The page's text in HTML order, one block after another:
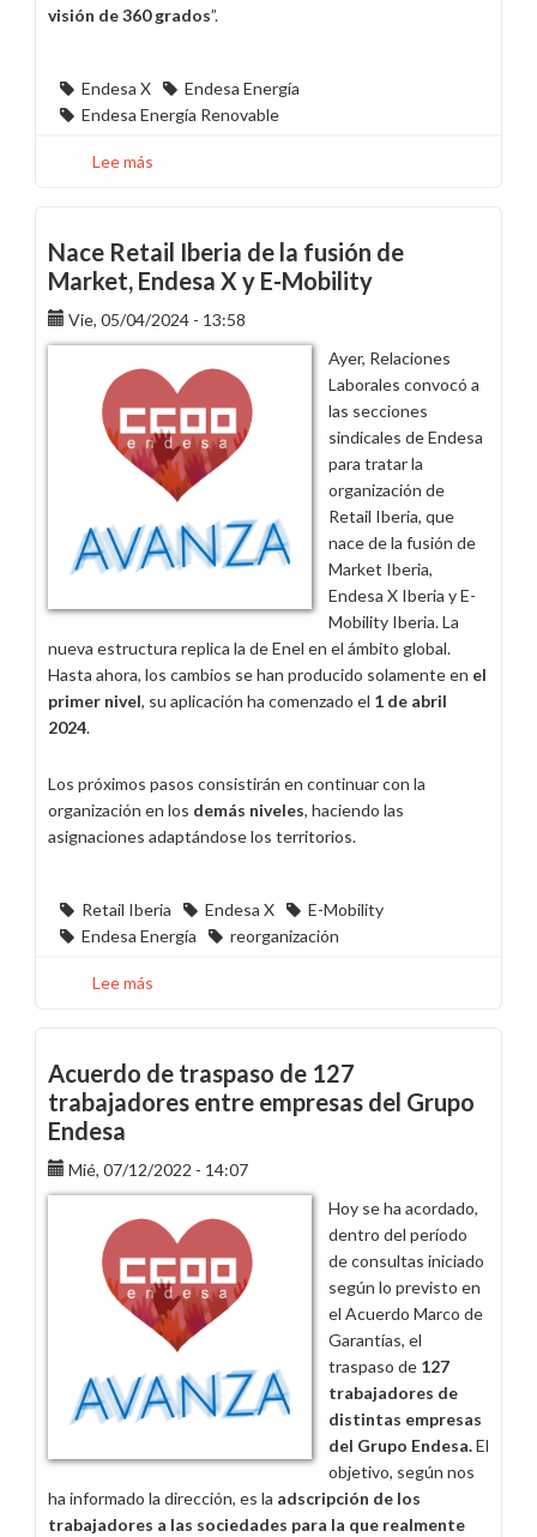
visión de 360 grados”.
Endesa X
Endesa Energía
Endesa Energía Renovable
Lee más
absorberá
desde
el
1
de
octubre
100%
de
Endesa
Servicios
y
Energía
Nace Retail Iberia de la fusión de
Market, Endesa X y E-Mobility
Vie, 05/04/2024 - 13:58
Ayer, Relaciones
Laborales convocó a
las secciones
sindicales de Endesa
para tratar la
organización de
Retail Iberia, que
nace de la fusión de
Market Iberia,
Endesa X Iberia y E-
Mobility Iberia. La
nueva estructura replica la de Enel en el ámbito global.
Hasta ahora, los cambios se han producido solamente en el
primer nivel, su aplicación ha comenzado el 1 de abril
2024.
Los próximos pasos consistirán en continuar con la
organización en los demás niveles, haciendo las
asignaciones adaptándose los territorios.
Retail Iberia Endesa X
E-Mobility
Endesa Energía
reorganización
Lee más
Iberia
de
la
de
Market,
Endesa
y
E-
Mobility
Acuerdo de traspaso de 127
trabajadores entre empresas del Grupo
Endesa
Mié, 07/12/2022 - 14:07
Hoy se ha acordado,
dentro del período
de consultas iniciado
según lo previsto en
el Acuerdo Marco de
Garantías, el
traspaso de 127
trabajadores de
distintas empresas
del Grupo Endesa.El
objetivo, según nos
ha informado la dirección, es la adscripción de los
trabajadores a las sociedades para la que realmente